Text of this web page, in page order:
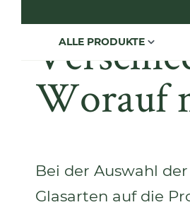
ALLE PRODUKTE
Worauf
Bei der Auswahl
Glasarten auf die